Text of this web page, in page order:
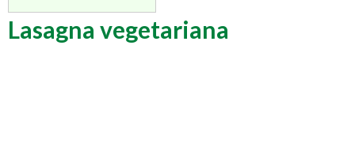
Lasagna vegetariana